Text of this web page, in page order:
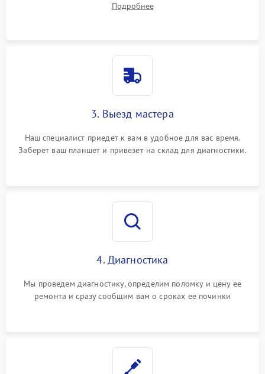
Подробнее
3. Выезд мастера
Наш специалист приедет к вам в удобное для вас время.
Заберет ваш планшет и привезет на склад для диагностики.
4. Диагностика
Мы проведем диагностику, определим поломку и цену ее
ремонта и сразу сообщим вам о сроках ее починки